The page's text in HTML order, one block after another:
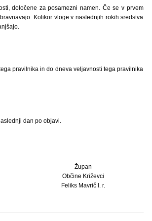
določene za posamezni namen. Če se v prvem
Kolikor vloge v naslednjih rokih sredstva
pravilnika in do dneva veljavnosti tega pravilnika
dan po objavi.
Župan
Občine Križevci
Feliks Mavrič l. r.